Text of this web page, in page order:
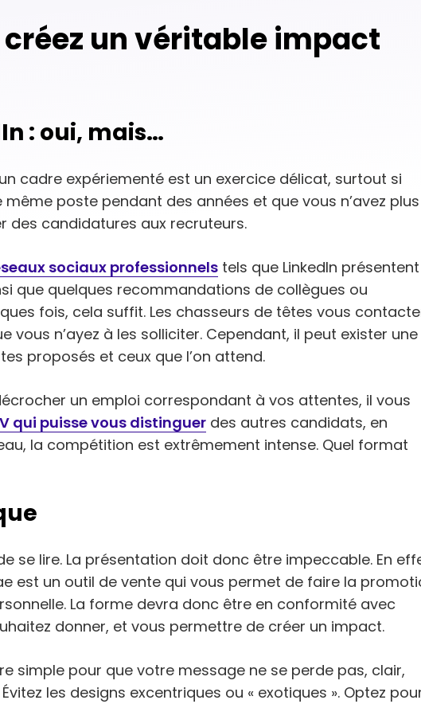
créez un véritable impact
: oui, mais…
cadre expériementé est un exercice délicat, surtout si
poste pendant des années et que vous n’avez plus
des candidatures aux recruteurs.
sociaux professionnels tels que LinkedIn présentent
que quelques recommandations de collègues ou
fois, cela suffit. Les chasseurs de têtes vous
vous n’ayez à les solliciter. Cependant, il peut exister une
proposés et ceux que l’on attend.
un emploi correspondant à vos attentes, il vous
qui puisse vous distinguer des autres candidats, en
la compétition est extrêmement intense. Quel format
se lire. La présentation doit donc être impeccable. En
est un outil de vente qui vous permet de faire la
La forme devra donc être en conformité avec
donner, et vous permettre de créer un impact.
simple pour que votre message ne se perde pas, clair,
les designs excentriques ou « exotiques ». Optez